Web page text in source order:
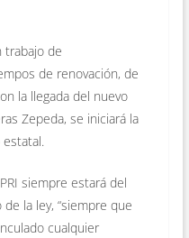
trabajo de
de renovación, de
la llegada del nuevo
Zepeda, se iniciará la
siempre estará del
la ley, “siempre que
cualquier